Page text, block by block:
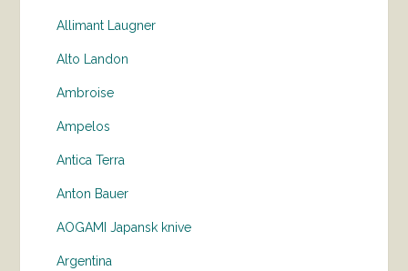
Allimant Laugner
Alto Landon
Ambroise
Ampelos
Antica Terra
Anton Bauer
AOGAMI Japansk knive
Argentina